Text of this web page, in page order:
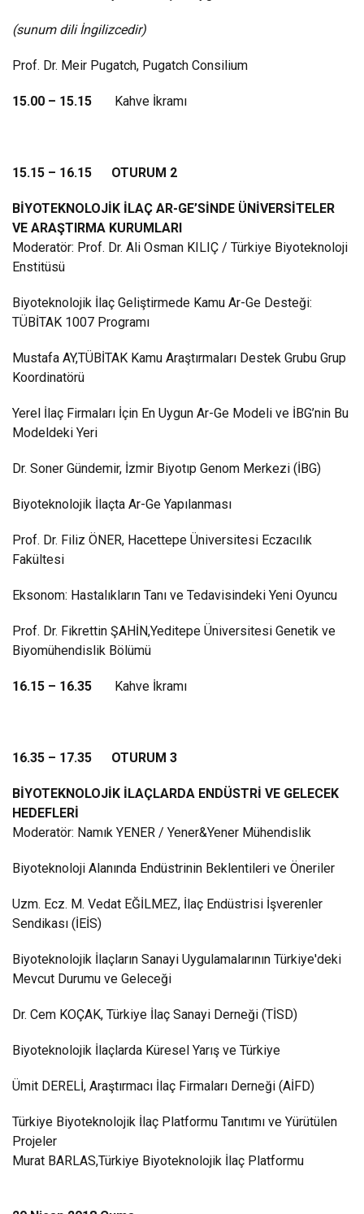
(sunum dili İngilizcedir)
Prof. Dr. Meir Pugatch, Pugatch Consilium
15.00 – 15.15 Kahve İkramı
15.15 – 16.15 OTURUM 2
BİYOTEKNOLOJİK İLAÇ AR-GE’SİNDE ÜNİVERSİTELER
VE ARAŞTIRMA KURUMLARI
Moderatör: Prof. Dr. Ali Osman KILIÇ / Türkiye Biyoteknoloji
Enstitüsü
Biyoteknolojik İlaç Geliştirmede Kamu Ar-Ge Desteği:
TÜBİTAK 1007 Programı
Mustafa AY,TÜBİTAK Kamu Araştırmaları Destek Grubu Grup
Koordinatörü
Yerel İlaç Firmaları İçin En Uygun Ar-Ge Modeli ve İBG’nin Bu
Modeldeki Yeri
Dr. Soner Gündemir, İzmir Biyotıp Genom Merkezi (İBG)
Biyoteknolojik İlaçta Ar-Ge Yapılanması
Prof. Dr. Filiz ÖNER, Hacettepe Üniversitesi Eczacılık
Fakültesi
Eksonom: Hastalıkların Tanı ve Tedavisindeki Yeni Oyuncu
Prof. Dr. Fikrettin ŞAHİN,Yeditepe Üniversitesi Genetik ve
Biyomühendislik Bölümü
16.15 – 16.35 Kahve İkramı
16.35 – 17.35 OTURUM 3
BİYOTEKNOLOJİK İLAÇLARDA ENDÜSTRİ VE GELECEK
HEDEFLERİ
Moderatör: Namık YENER / Yener&Yener Mühendislik
Biyoteknoloji Alanında Endüstrinin Beklentileri ve Öneriler
Uzm. Ecz. M. Vedat EĞİLMEZ, İlaç Endüstrisi İşverenler
Sendikası (İEİS)
Biyoteknolojik İlaçların Sanayi Uygulamalarının Türkiye'deki
Mevcut Durumu ve Geleceği
Dr. Cem KOÇAK, Türkiye İlaç Sanayi Derneği (TİSD)
Biyoteknolojik İlaçlarda Küresel Yarış ve Türkiye
Ümit DERELİ, Araştırmacı İlaç Firmaları Derneği (AİFD)
Türkiye Biyoteknolojik İlaç Platformu Tanıtımı ve Yürütülen
Projeler
Murat BARLAS,Türkiye Biyoteknolojik İlaç Platformu